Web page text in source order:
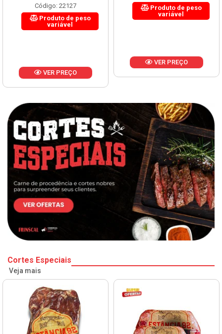
Código: 22127
Produto de peso
variável
VER PREÇO
Produto de peso
variável
VER PREÇO
Cortes Especiais
Veja mais